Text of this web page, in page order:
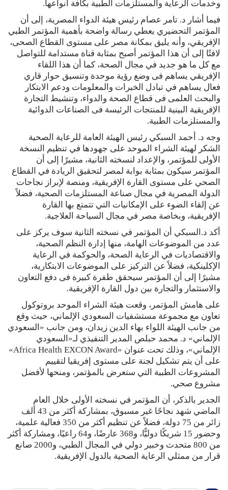
وخدمات الرعاية والمستلزمات الطبية بكافة أنواعها.
فيما أشار د. تامر عصام رئيس هيئة الدواء المصرية، إلى أن
المؤتمر التحضيري يعطي رسالة واضحة بأهمية المؤتمر الطبي
الإفريقي، وأنه يليق بمكانة مصر على مستوى القطاع الصحى،
لافتًا إلى أن هذا المؤتمر أصبح بمثابة قناة مستدامة للتواصل
مع كل ما هو جديد في مجال الصحة، كما أن هذا اللقاء
الإفريقي يساهم فى وضع رؤية موحدة وتنسيق حوار قاري
فعال يساهم في تبادل الخبرات والمعلومات ودعم الابتكار
والبحث العلمى فى قطاع الصحة والدواء، وتنشيط التجارة
الإفريقية البينية للمنتجات الرئيسة فى الصناعات الدوائية
والمستلزمات الطبية.
وجه د. أحمد السبكي رئيس الهيئة العامة للرعاية الصحية
الشكر لهيئة الشراء الموحد على جهودها في تنظيم النسخة
الأولى للمؤتمر، والإعداد لنسخته الثانية، مشيرًا إلى أن
المؤتمر سيكون بمثابة بوابة لمصر لتحقيق الريادة في القطاع
الصحي على مستوى القارة الإفريقية، ومنصة لإبراز نجاحات
الدولة المصرية في مجال صناعة المستلزمات الصحية، فضلاً
عن إلقاء الضوء على الإمكانيات التي تتمتع بها القارة
الإفريقية، وبخاصة مصر في مجال السياحة العلاجية.
أكد د.السبكي أن المؤتمر في نسخته الثانية سوف يركز على
عدد من الموضوعات الهامة، منها إدارة النظم الصحية،
والاقتصاديات في الرعاية الصحة، والحوكمة في الرعاية
الإكلينكية، فضلاً عن التركيز على الموضوعات الابتكارية،
مشيرًا إلى أن المؤتمر سيحقق طفرة كبيرة فى دفع التعاون
والاستثمار والتجارة بين دول القارة الإفريقية.
على هامش المؤتمر، وقعت هيئة الشراء الموحد بروتوكول
تعاون مع مجموعة مستشفيات السعودي الإلماني، حيث وقع
من جانب الهيئة اللواء بهاء الدين زيدان، ومن جانب «السعودي
الإلماني» د. محمد حبلص المدير التنفيذي لـ«السعودي
الإلماني»، وذلك تحت عنوان «Africa Health EXCON Award»
على أن يتم تشكيل لجنة على مستوى إفريقيا لتقييم
المشروعات الطبية التي ستعرض بالمؤتمر، ومنحها لأفضل
مشروع صحي.
الجدير بالذكر، أن المؤتمر في نسخته الأولى خلال العام
الماضي شهد نجاحًا غير مسبوق، بمشاركة أكثر من 43 ألف
زائر من 75 دولة، فضلاً عن تنظيم أكثر من 350 فعالية علمية،
وحضور 15 شريكًا دوليًّا، و368 عارضًا، و64 راعيًا، ومشاركة أكثر
من 800 متحدث وخبير دولي في المجال الطبي، و2000 صانع
قرار من ممثلي الرعاية الصحية بالدول الإفريقية.